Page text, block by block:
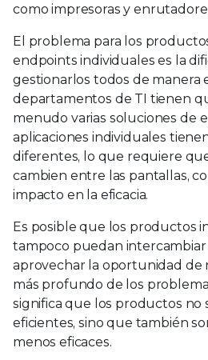
como impresoras y
El problema para los
endpoints individuales es la
gestionarlos todos de manera
departamentos de TI tienen
menudo varias soluciones de
aplicaciones individuales
diferentes, lo que requiere
cambien entre las pantallas,
impacto en la eficacia.
Es posible que los productos
tampoco puedan
aprovechar la oportunidad de
más profundo de los
significa que los productos no
eficientes, sino que también
menos eficaces.